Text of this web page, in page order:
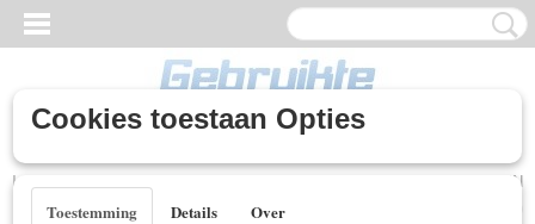
Inloggen
UW WINKELWAGEN
Cookies toestaan Opties
Toestemming Details Over